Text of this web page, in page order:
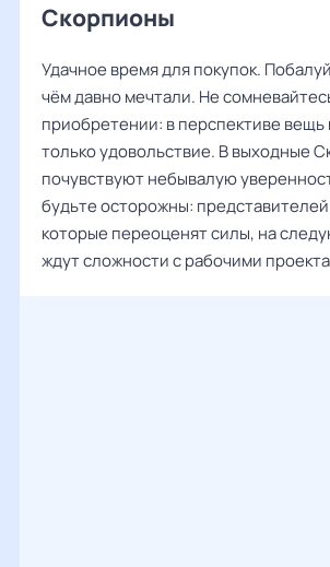
Скорпионы
Удачное время для покупок.
чём давно мечтали. Не
приобретении: в перспективе вещь
только удовольствие. В выходные
почувствуют небывалую
будьте осторожны: представителей
которые переоценят силы, на
ждут сложности с рабочими